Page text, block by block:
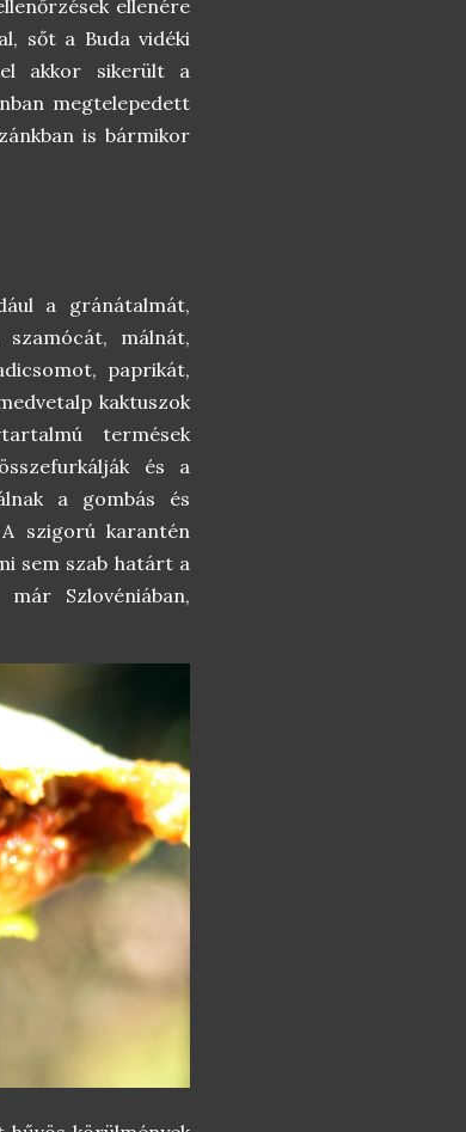
ellenére
sőt a Buda vidéki
akkor sikerült a
megtelepedett
is bármikor
a gránátalmát,
málnát,
paprikát,
kaktuszok
termések
és a
a gombás és
szigorú karantén
sem szab határt a
Szlovéniában,